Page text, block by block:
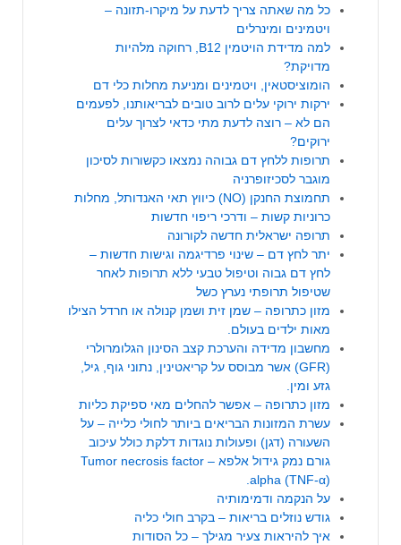
כל מה שאתה צריך לדעת על מיקרו-תזונה –
ויטמינים ומינרלים
למה מדידת הויטמין B12, רחוקה מלהיות
מדויקת?
הומוציסטאין, ויטמינים ומניעת מחלות כלי דם
ירקות ירוקי עלים לרוב טובים לבריאותנו, לפעמים
הם לא – רוצה לדעת מתי כדאי לצרוך עלים
ירוקים?
תרופות ללחץ דם גבוהה נמצאו כקשורות לסיכון
מוגבר לסכיזופרניה
תחמוצת החנקן (NO) כיווץ תאי האנדותל, מחלות
כרוניות קשות – ודרכי ריפוי חדשות
תרופה ישראלית חדשה לקורונה
יתר לחץ דם – שינוי פרדיגמה וגישות חדשות –
לחץ דם גבוה וטיפול טבעי ללא תרופות לאחר
שטיפול תרופתי נערץ כשל
מזון כתרופה – שמן זית ושמן קנולה או חרדל הצילו
מאות ילדים בעולם.
מחשבון מדידה והערכת קצב הסינון הגלומרולרי
(GFR) אשר מבוסס על קריאטינין, נתוני גוף, גיל,
גזע ומין.
מזון כתרופה – אפשר להחלים מאי ספיקת כליות
עשרת המזונות הבריאים ביותר לחולי כלייה – על
השעורה (דגן) ופעולות נוגדות דלקת כולל עיכוב
גורם נמק גידול אלפא – Tumor necrosis factor
alpha (TNF-α).
על הנקמה ודמימותיה
גודש נוזלים בריאות – בקרב חולי כליה
איך להיראות צעיר מגילך – כל הסודות